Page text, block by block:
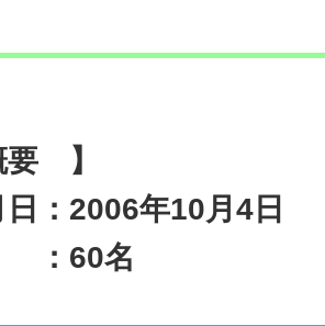
要 】
：2006年10月4日
60名